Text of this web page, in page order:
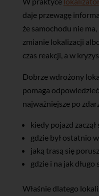
daje przewagę
że samochodu nie ma,
zmianie lokalizacji
czas reakcji, a w
Dobrze wdrożony
pomaga
najważniejsze po
kiedy pojazd zaczął
gdzie był ostatnio
jaką trasą się
gdzie i na jak długo
Właśnie dlatego